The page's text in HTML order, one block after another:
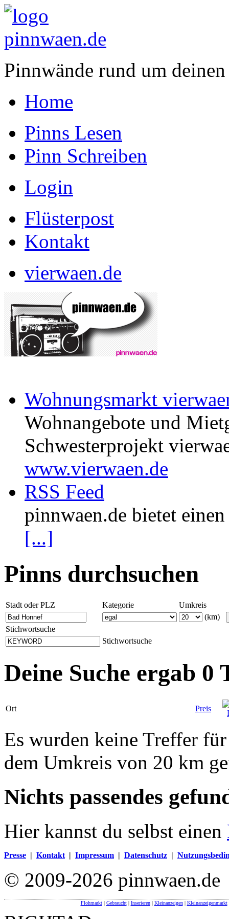
Pinnwände rund um
Home
Pinns Lesen
Pinn Schreiben
Login
Flüsterpost
Kontakt
vierwaen.de
Wohnungsmarkt
Wohnangebote und
Schwesterprojekt
www.vierwaen.de
RSS Feed
pinnwaen.de bietet
[...]
Pinns durchsuchen
Stadt oder PLZ Kategorie
Umkreis
(km)
Stichwortsuche
Stichwortsuche
Deine Suche ergab 0
Ort Preis
Es wurden keine Treffer
dem Umkreis von 20 km
Nichts passendes
Hier kannst du selbst einen
Presse | Kontakt | Impressum | Datenschutz |
© 2009-2026 pinnwaen.de
Flohmarkt| Gebraucht| Inserieren| Kleinanzeigen| Kleinanzeigenmarkt